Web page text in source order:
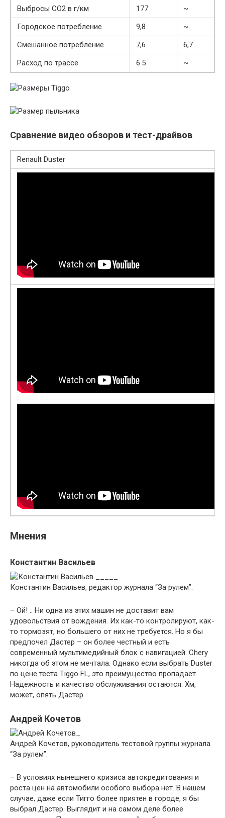
Выбросы CO2 в г/км 177
~
Городское потребление
9,8
~
Смешанное потребление
7,6
6,7
Расход по трассе
6.5 ~
Сравнение видео обзоров и тест-драйвов
Renault Duster
Мнения
Константин Васильев
Константин Васильев, редактор журнала “За рулем”:
– Ой! .. Ни одна из этих машин не доставит вам
удовольствия от вождения. Их как-то контролируют, как-
то тормозят, но большего от них не требуется. Но я бы
предпочел Дастер – он более честный и есть
современный мультимедийный блок с навигацией. Chery
никогда об этом не мечтала. Однако если выбрать Duster
по цене теста Tiggo FL, это преимущество пропадает.
Надежность и качество обслуживания остаются. Хм,
может, опять Дастер.
Андрей Кочетов
Андрей Кочетов, руководитель тестовой группы журнала
“За рулем”:
– В условиях нынешнего кризиса автокредитования и
роста цен на автомобили особого выбора нет. В нашем
случае, даже если Тигго более приятен в городе, я бы
выбрал Дастер. Выглядит и на самом деле более